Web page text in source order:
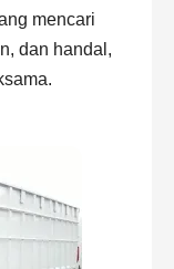
mencari
dan handal,